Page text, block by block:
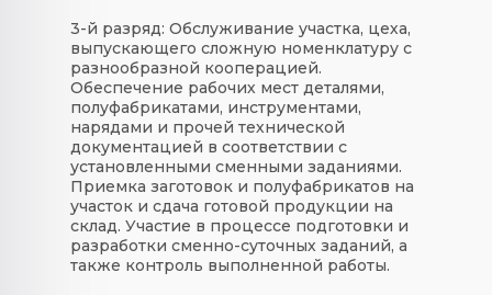
3-й разряд: Обслуживание участка, цеха,
выпускающего сложную номенклатуру с
разнообразной кооперацией.
Обеспечение рабочих мест деталями,
полуфабрикатами, инструментами,
нарядами и прочей технической
документацией в соответствии с
установленными сменными заданиями.
Приемка заготовок и полуфабрикатов на
участок и сдача готовой продукции на
склад. Участие в процессе подготовки и
разработки сменно-суточных заданий, а
также контроль выполненной работы.